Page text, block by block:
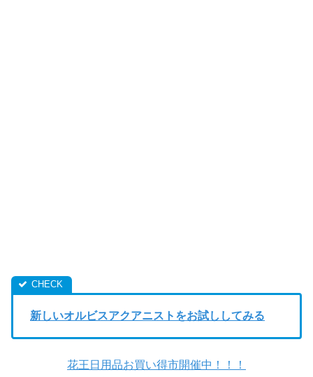
新しいオルビスアクアニストをお試ししてみる
花王日用品お買い得市開催中！！！